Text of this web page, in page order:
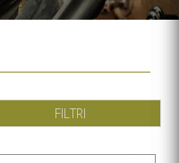
FILTRI